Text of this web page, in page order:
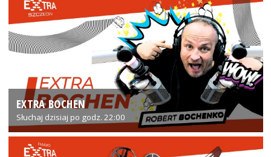
EXTRA BOCHEN
Słuchaj dzisiaj po godz. 22:00